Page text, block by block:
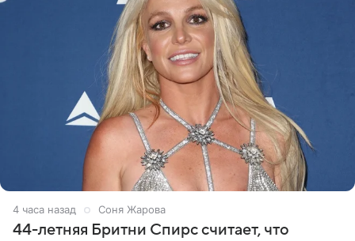
4 часа назад Соня Жарова
44-летняя Бритни Спирс считает, что